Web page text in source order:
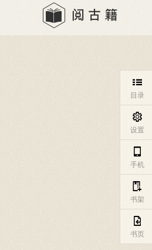

目录

设置
手机

书架

书页